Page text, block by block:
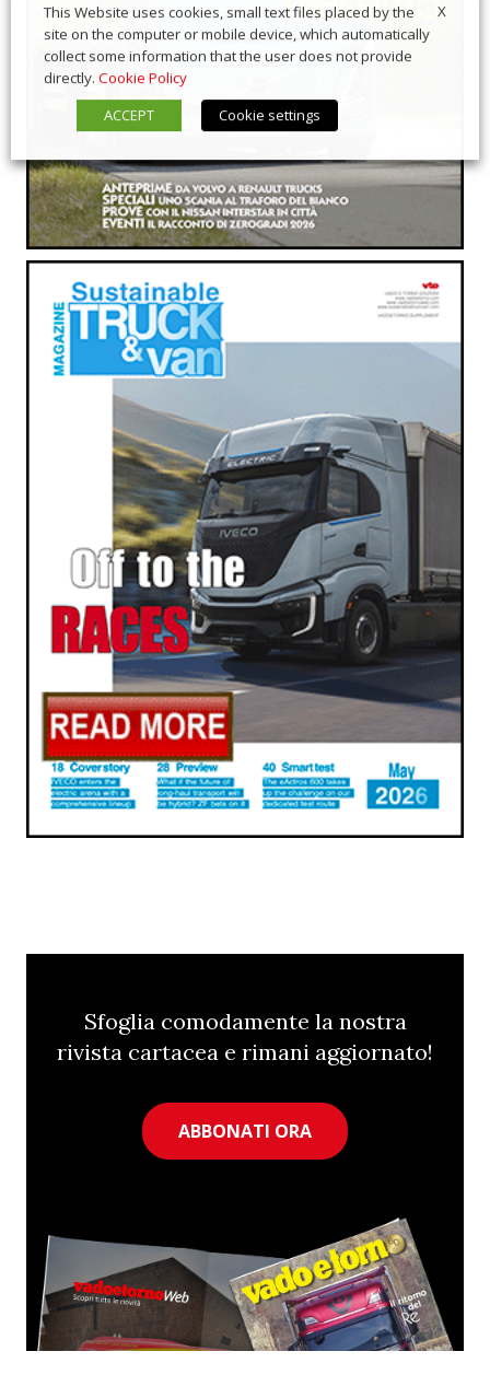
Sfoglia comodamente la nostra
rivista cartacea e rimani aggiornato!
ABBONATI ORA
X
This Website uses cookies, small text files placed by the
site on the computer or mobile device, which automatically
collect some information that the user does not provide
directly. Cookie Policy
ACCEPT
Cookie settings